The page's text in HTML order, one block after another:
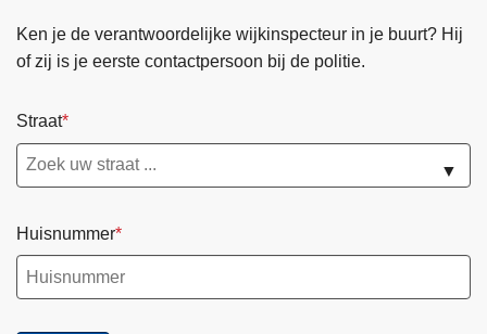
Ken je de verantwoordelijke wijkinspecteur in je buurt? Hij
of zij is je eerste contactpersoon bij de politie.
Straat
▼
Huisnummer